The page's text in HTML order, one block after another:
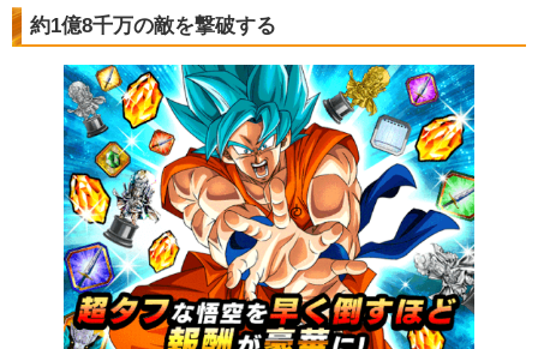
約1億8千万の敵を撃破する